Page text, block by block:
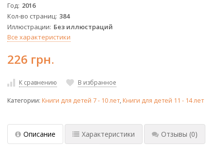
Год 2016
Кол-во страниц 384
Иллюстрации Без иллюстраций
Все характеристики
226 грн.
К сравнению В избранное
Категории: Книги для детей 7 - 10 лет,Книги для детей 11 - 14 лет
Описание Характеристики Отзывы (0)